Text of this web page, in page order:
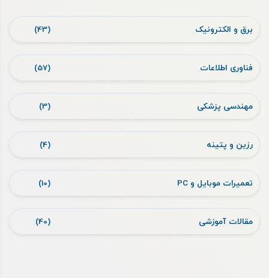
برق و الکترونیک (43)
فناوری اطلاعات (57)
مهندسی پزشکی (3)
رزین و پتینه (4)
تعمیرات موبایل و PC (10)
مقالات آموزشی (40)